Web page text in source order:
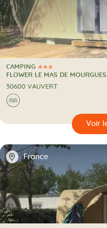
3 Étoiles
CAMPING
CAMPING
FLOWER LE MAS DE MOURGUES
30600 VAUVERT
Au bord de l'eau
🌊
🔍
📍 France